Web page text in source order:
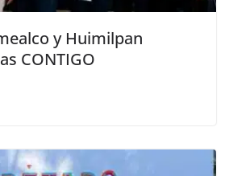
y Huimilpan
CONTIGO